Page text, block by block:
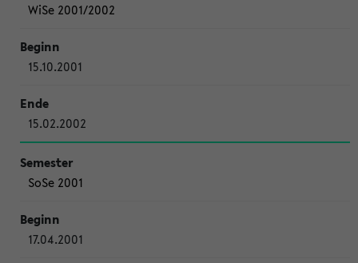
WiSe 2001/2002
15.10.2001
15.02.2002
SoSe 2001
17.04.2001